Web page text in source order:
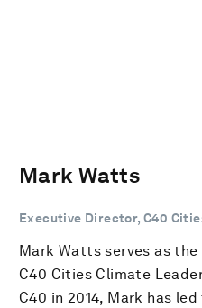
Mark Watts
Executive Director, C40
Mark Watts serves as
C40 Cities Climate
C40 in 2014, Mark has